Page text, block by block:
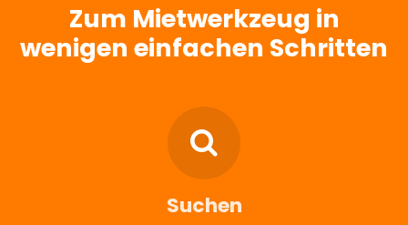
Zum Mietwerkzeug in
wenigen einfachen Schritten
Suchen